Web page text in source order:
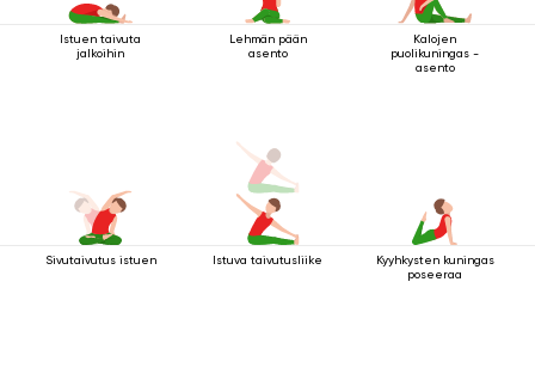
Istuen taivuta
jalkoihin
Lehmän pään
asento
Kalojen
puolikuningas -
asento
Sivutaivutus istuen Istuva taivutusliike
Kyyhkysten kuningas
poseeraa